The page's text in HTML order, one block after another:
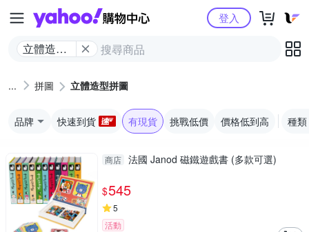
Yahoo購物中心
立體造型
登入
拼圖 立體造型拼圖
品牌 快速到貨 有現貨 挑戰低價 價格低到高 種類
商店 法國 Janod 磁鐵遊戲書 (多款可選)
$545
5
活動